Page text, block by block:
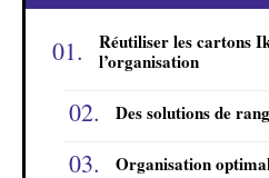
Réutiliser les cartons
l’organisation
Des solutions de
Organisation